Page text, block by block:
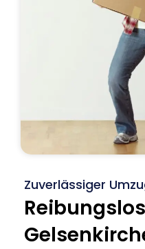
Zuverlässiger